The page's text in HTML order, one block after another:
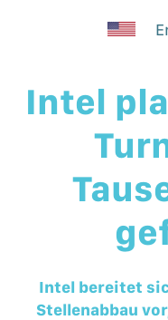
Intel
Intel bereitet
Stellenabbau